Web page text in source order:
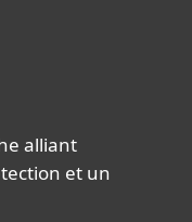
alliant
et un